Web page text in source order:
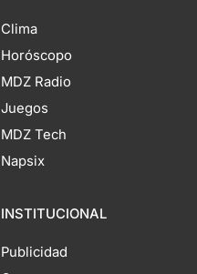
Clima
Horóscopo
MDZ Radio
Juegos
MDZ Tech
Napsix
INSTITUCIONAL
Publicidad